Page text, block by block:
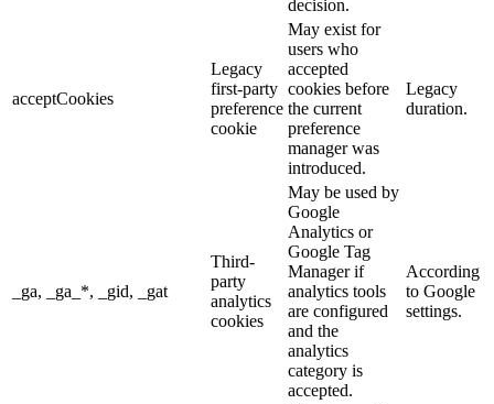
decision.
acceptCookies
Legacy
first-party
preference
cookie
May exist for
users who
accepted
cookies before
the current
preference
manager was
introduced.
Legacy
duration.
_ga, _ga_*, _gid, _gat
Third-
party
analytics
cookies
May be used by
Google
Analytics or
Google Tag
Manager if
analytics tools
are configured
and the
analytics
category is
accepted.
According
to Google
settings.